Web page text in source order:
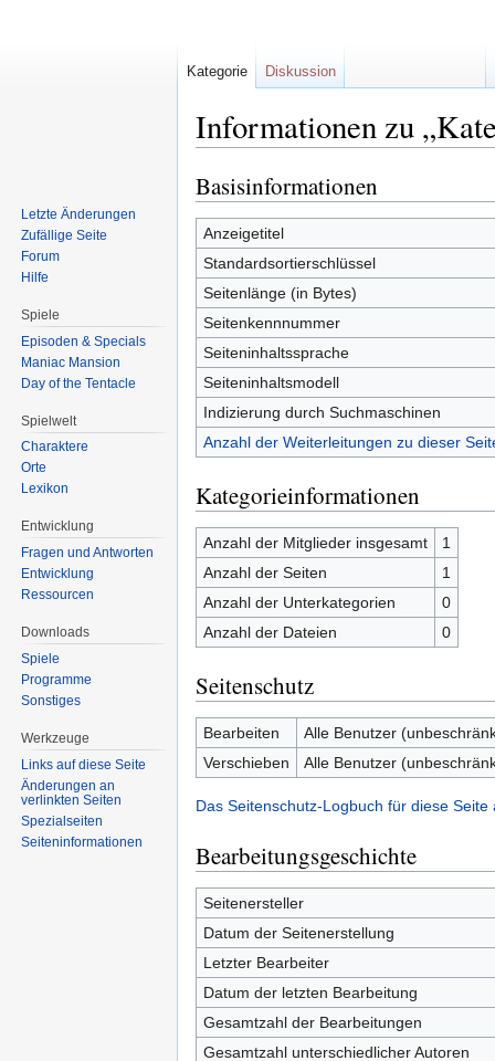
Informationen zu
Zur
Navigation
springen
Zur
Suche
springen
Basisinformationen
Anzeigetitel
Standardsortierschlüssel
Seitenlänge (in Bytes)
Seitenkennnummer
Seiteninhaltssprache
Seiteninhaltsmodell
Indizierung durch Suchmaschinen
Anzahl der Weiterleitungen zu dieser
Kategorieinformationen
Anzahl der Mitglieder insgesamt
1
Anzahl der Seiten
1
Anzahl der Unterkategorien
0
Anzahl der Dateien
0
Seitenschutz
Bearbeiten
Alle Benutzer
Verschieben
Alle Benutzer
Das Seitenschutz-Logbuch für diese Seite
Bearbeitungsgeschichte
Seitenersteller
Datum der Seitenerstellung
Letzter Bearbeiter
Datum der letzten Bearbeitung
Gesamtzahl der Bearbeitungen
Gesamtzahl unterschiedlicher Autoren
Kategorie Diskussion
Letzte Änderungen
Zufällige Seite
Forum
Hilfe
Spiele
Episoden & Specials
Maniac Mansion
Day of the Tentacle
Spielwelt
Charaktere
Orte
Lexikon
Entwicklung
Fragen und Antworten
Entwicklung
Ressourcen
Downloads
Spiele
Programme
Sonstiges
Werkzeuge
Links auf diese Seite
Änderungen an
verlinkten Seiten
Spezialseiten
Seiten­informationen